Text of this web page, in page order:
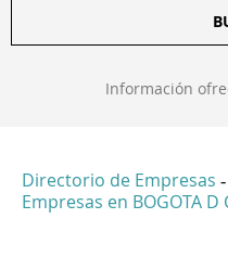
Información
Directorio de Empresas -
Empresas en BOGOTA D